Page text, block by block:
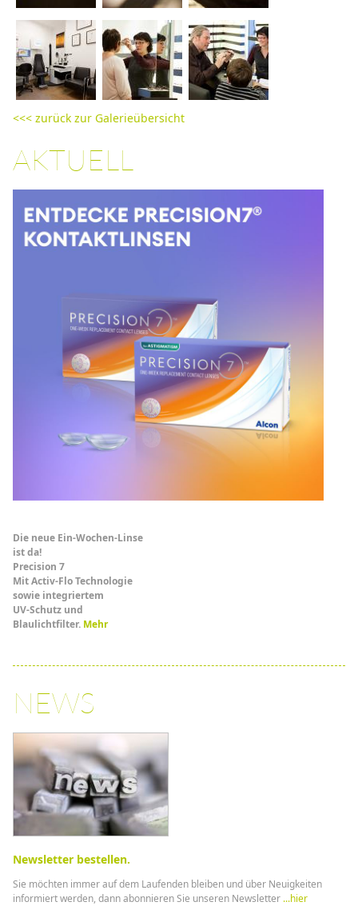
<<< zurück zur Galerieübersicht
AKTUELL
Die neue Ein-Wochen-Linse
ist da!
Precision 7
Mit Activ-Flo Technologie
sowie integriertem
UV-Schutz und
Blaulichtfilter. Mehr
NEWS
Newsletter bestellen.
Sie möchten immer auf dem Laufenden bleiben und über Neuigkeiten
informiert werden, dann abonnieren Sie unseren Newsletter ...hier